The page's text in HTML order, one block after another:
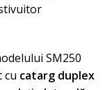
SM250
cu catarg duplex